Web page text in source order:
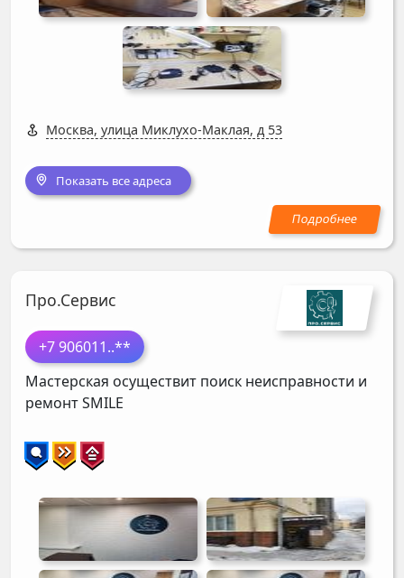
Москва, улица Миклухо-Маклая, д 53
Показать все адреса
Про.Сервис
+7 906011..**
Мастерская осуществит поиск неисправности и
ремонтSMILE